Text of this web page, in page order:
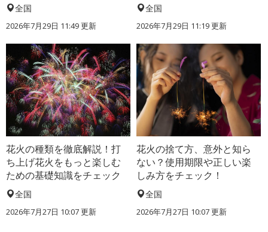
全国
2026年7月29日 11:49 更新
全国
2026年7月29日 11:19 更新
花火の種類を徹底解説！打
ち上げ花火をもっと楽しむ
ための基礎知識をチェック
全国
2026年7月27日 10:07 更新
花火の捨て方、意外と知ら
ない？使用期限や正しい楽
しみ方をチェック！
全国
2026年7月27日 10:07 更新